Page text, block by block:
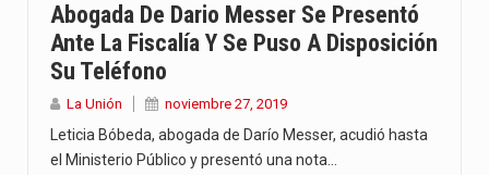
Abogada De Dario Messer Se Presentó
Ante La Fiscalía Y Se Puso A Disposición
Su Teléfono
La Unión noviembre 27, 2019
Leticia Bóbeda, abogada de Darío Messer, acudió hasta
el Ministerio Público y presentó una nota…